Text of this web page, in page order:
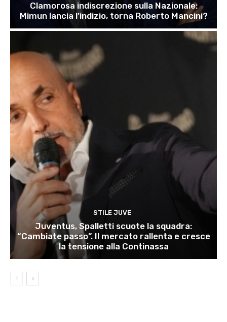
Clamorosa indiscrezione sulla Nazionale:
Mimun lancia l’indizio, torna Roberto Mancini?
STILE JUVE
Juventus, Spalletti scuote la squadra:
“Cambiate passo”. Il mercato rallenta e cresce
la tensione alla Continassa